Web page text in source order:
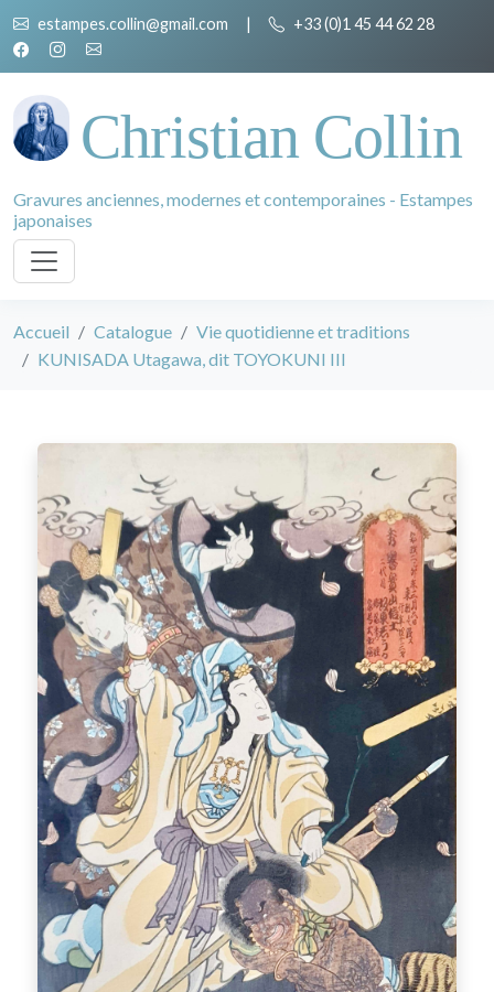
estampes.collin@gmail.com | +33 (0)1 45 44 62 28
Christian Collin
Gravures anciennes, modernes et contemporaines - Estampes
japonaises
Accueil Catalogue
Vie quotidienne et traditions
KUNISADA Utagawa, dit TOYOKUNI III